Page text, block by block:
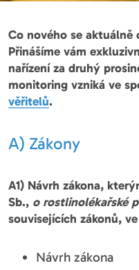
Co nového se
Přinášíme vám
nařízení za druhý
monitoring vzniká ve
věřitelů.
A) Zákony
A1) Návrh zákona,
Sb., o rostlinolékařské
souvisejících zákonů,
Návrh zákona